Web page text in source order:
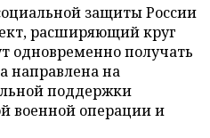
защиты России
расширяющий круг
одновременно получать
направлена на
поддержки
военной операции и